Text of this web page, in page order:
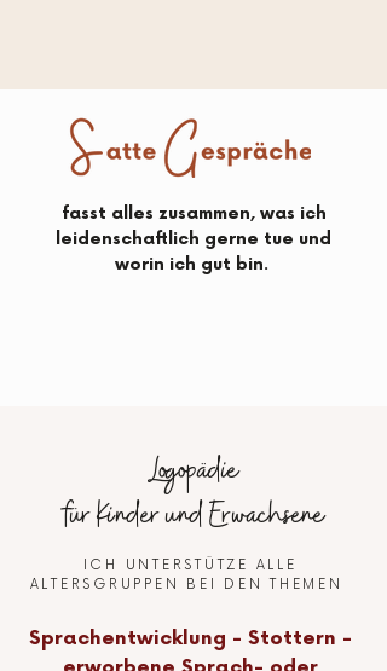
fasst alles zusammen, was ich
leidenschaftlich gerne tue und
worin ich gut bin.
Logopädie
für Kinder und Erwachsene
ICH UNTERSTÜTZE ALLE
ALTERSGRUPPEN BEI DEN THEMEN
Sprachentwicklung - Stottern -